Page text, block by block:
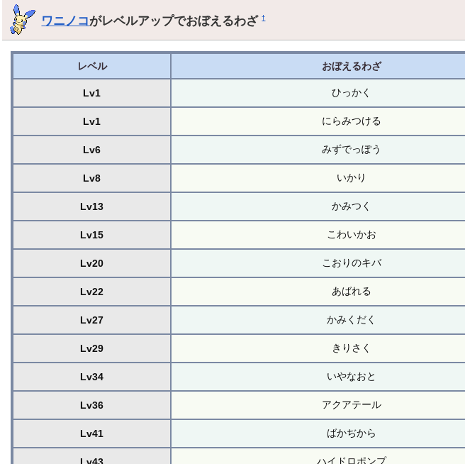
ワニノコがレベルアップでおぼえるわざ†
レベル おぼえるわざ
Lv1 ひっかく
Lv1 にらみつける
Lv6 みずでっぽう
Lv8 いかり
Lv13 かみつく
Lv15 こわいかお
Lv20 こおりのキバ
Lv22 あばれる
Lv27 かみくだく
Lv29 きりさく
Lv34 いやなおと
Lv36 アクアテール
Lv41 ばかぢから
Lv43 ハイドロポンプ